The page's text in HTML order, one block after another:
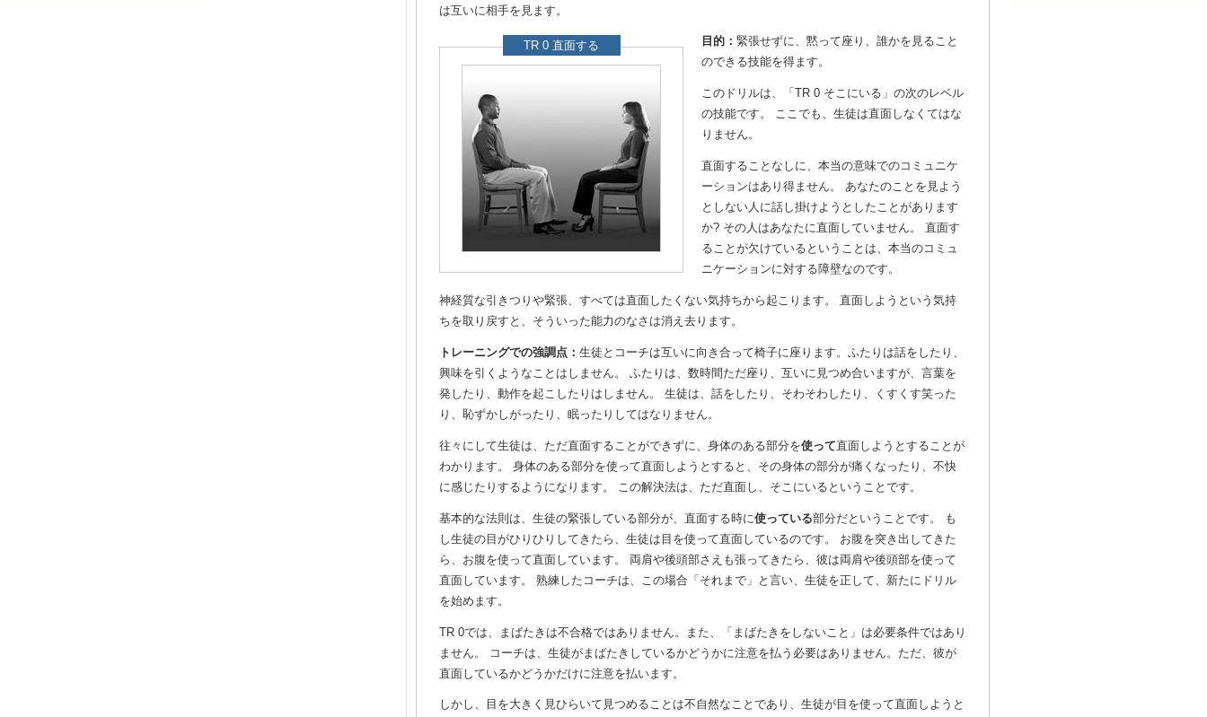
は互いに相手を見ます。
TR 0 直面する 目的： 緊張せずに、黙って座り、誰かを見ること
のできる技能を得ます。
このドリルは、「TR 0 そこにいる」の次のレベル
の技能です。
ここでも、生徒は直面しなくてはな
りません。
直面することなしに、本当の意味でのコミュニケ
ーションはあり得ません。 あなたのことを見よう
としない人に話し掛けようとしたことがあります
か? その人はあなたに直面していません。 直面す
ることが欠けているということは、本当のコミュ
ニケーションに対する障壁なのです。
神経質な引きつりや緊張、すべては直面したくない気持ちから起こります。 直面しようという気持
ちを取り戻すと、そういった能力のなさは消え去ります。
トレーニングでの強調点： 生徒とコーチは互いに向き合って椅子に座ります。ふたりは話をしたり、
興味を引くようなことはしません。 ふたりは、数時間ただ座り、互いに見つめ合いますが、言葉を
発したり、動作を起こしたりはしません。 生徒は、話をしたり、そわそわしたり、くすくす笑った
り、恥ずかしがったり、眠ったりしてはなりません。
往々にして生徒は、ただ直面することができずに、身体のある部分を使って直面しようとすることが
わかります。
身体のある部分を使って直面しようとすると、その身体の部分が痛くなったり、不快
に感じたりするようになります。 この解決法は、ただ直面し、そこにいるということです。
基本的な法則は、生徒の緊張している部分が、直面する時に使っている部分だということです。
も
し生徒の目がひりひりしてきたら、生徒は目を使って直面しているのです。 お腹を突き出してきた
ら、お腹を使って直面しています。 両肩や後頭部さえも張ってきたら、彼は両肩や後頭部を使って
直面しています。 熟練したコーチは、この場合「それまで」と言い、生徒を正して、新たにドリル
を始めます。
TR 0では、まばたきは不合格ではありません。また、「まばたきをしないこと」は必要条件ではあり
ません。 コーチは、生徒がまばたきしているかどうかに注意を払う必要はありません。ただ、彼が
直面しているかどうかだけに注意を払います。
しかし、目を大きく見ひらいて見つめることは不自然なことであり、生徒が目を使って直面しようと